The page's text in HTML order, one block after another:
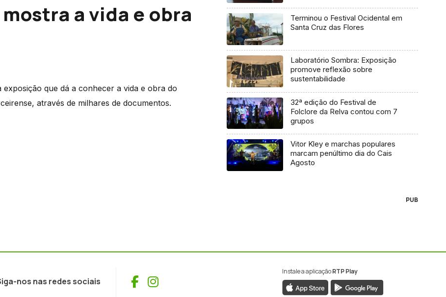
a vida e obra
exposição que dá a conhecer a vida e obra do
através de milhares de documentos.
Terminou o Festival Ocidental em
Santa Cruz das Flores
Laboratório Sombra: Exposição
promove reflexão sobre
sustentabilidade
32ª edição do Festival de
Folclore da Relva contou com 7
grupos
Vitor Kley e marchas populares
marcam penúltimo dia do Cais
Agosto
PUB
nos nas redes sociais Facebook
Instagram
Instale a aplicaçãoRTP Play